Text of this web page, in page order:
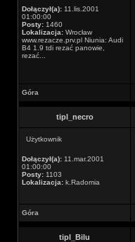
Dołączył(a): 11.lis.2001
01:00:00
Posty: 1460
Lokalizacja: Wrocław
www.rezacze.prv.pl Niunia: Audi
B4 1.9 tdi rezać panowie,
rezać...
Góra
tipl_necro
Użytkownik
Dołączył(a): 11.mar.2001
01:00:00
Posty: 1103
Lokalizacja: k.Radomia
Góra
tipl_Bilu